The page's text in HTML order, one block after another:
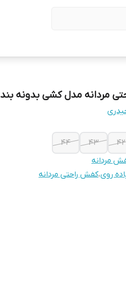
مردانه مدل کشی بدونه بند
۴۲ ۴۳
۴۴
مردانه
روی،کفش راحتی مردانه